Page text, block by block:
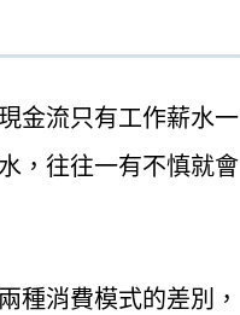
金流只有工作薪水一
，往往一有不慎就會
種消費模式的差別，